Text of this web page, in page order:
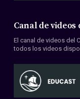
Canal de videos
El canal de videos del
todos los videos